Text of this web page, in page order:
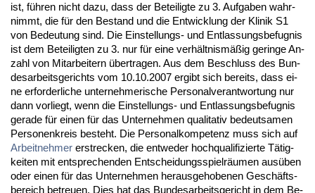
ist, führen nicht da­zu, dass der Be­tei­lig­te zu 3. Auf­ga­ben wahr­
nimmt, die für den Be­stand und die Ent­wick­lung der Kli­nik S1
von Be­deu­tung sind. Die Ein­stel­lungs- und Ent­las­sungs­be­fug­nis
ist dem Be­tei­lig­ten zu 3. nur für ei­ne verhält­nismäßig ge­rin­ge An­
zahl von Mit­ar­bei­tern über­tra­gen. Aus dem Be­schluss des Bun­
des­ar­beits­ge­richts vom 10.10.2007 er­gibt sich be­reits, dass ei­
ne er­for­der­li­che un­ter­neh­me­ri­sche Per­so­nal­ver­ant­wor­tung nur
dann vor­liegt, wenn die Ein­stel­lungs- und Ent­las­sungs­be­fug­nis
ge­ra­de für ei­nen für das Un­ter­neh­men qua­li­ta­tiv be­deut­sa­men
Per­so­nen­kreis be­steht. Die Per­so­nal­kom­pe­tenz muss sich auf
Ar­beit­neh­mer er­stre­cken, die ent­we­der hoch­qua­li­fi­zier­te Tätig­
kei­ten mit ent­spre­chen­den Ent­schei­dungs­spielräum­en ausüben
oder ei­nen für das Un­ter­neh­men her­aus­ge­ho­be­nen Geschäfts­
be­reich be­treu­en. Dies hat das Bun­des­ar­beits­ge­richt in dem Be­